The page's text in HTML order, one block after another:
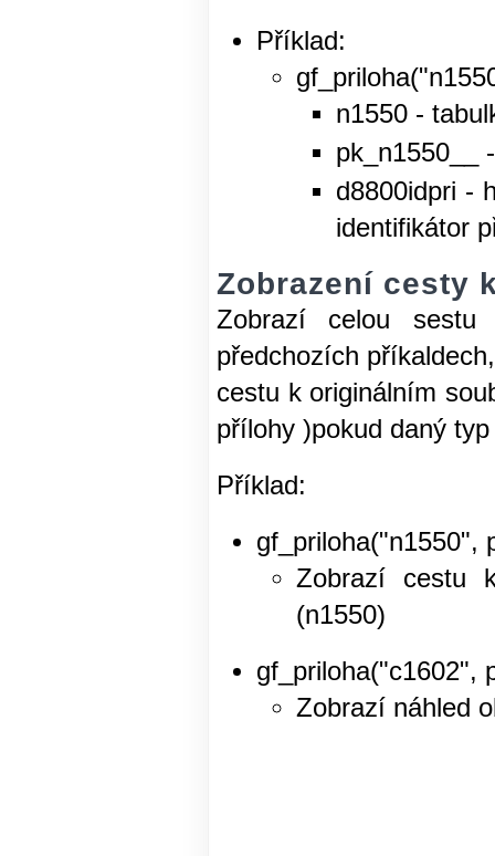
Příklad:
n1550 -
pk_n1550__
d8800idpri -
identifikátor
Zobrazení cesty
Zobrazí celou
předchozích
cestu k originálním
přílohy )pokud daný
Příklad:
gf_priloha("n1550",
Zobrazí cestu
(n1550)
gf_priloha("c1602",
Zobrazí náhled